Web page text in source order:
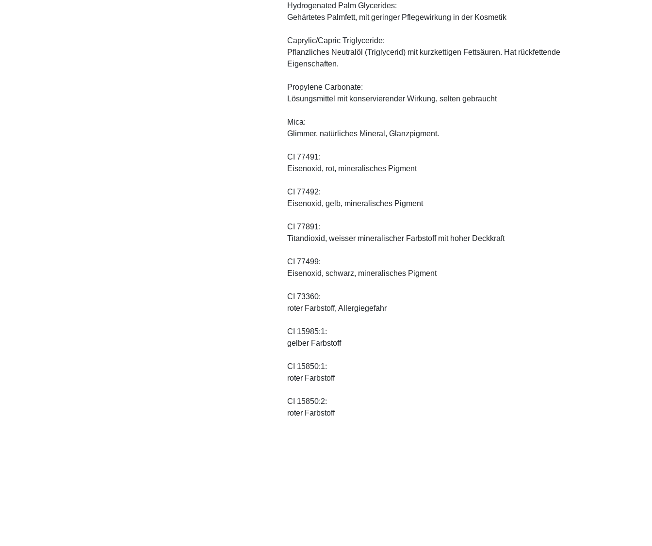
Hydrogenated Palm Glycerides:
Gehärtetes Palmfett, mit geringer Pflegewirkung in der Kosmetik
Caprylic/Capric Triglyceride:
Pflanzliches Neutralöl (Triglycerid) mit kurzkettigen Fettsäuren. Hat rückfettende
Eigenschaften.
Propylene Carbonate:
Lösungsmittel mit konservierender Wirkung, selten gebraucht
Mica:
Glimmer, natürliches Mineral, Glanzpigment.
CI 77491:
Eisenoxid, rot, mineralisches Pigment
CI 77492:
Eisenoxid, gelb, mineralisches Pigment
CI 77891:
Titandioxid, weisser mineralischer Farbstoff mit hoher Deckkraft
CI 77499:
Eisenoxid, schwarz, mineralisches Pigment
CI 73360:
roter Farbstoff, Allergiegefahr
CI 15985:1:
gelber Farbstoff
CI 15850:1:
roter Farbstoff
CI 15850:2:
roter Farbstoff